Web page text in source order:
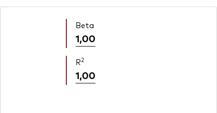
Beta
1,00
R2
1,00